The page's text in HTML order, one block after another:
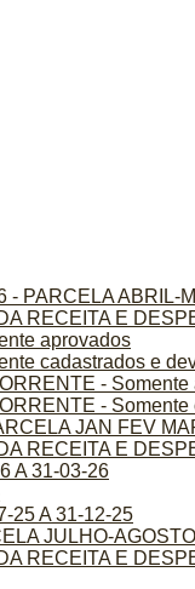
- PARCELA ABRIL-
RECEITA E
aprovados
cadastrados e
- Somente
-
JAN FEV
RECEITA E
A 31-03-26
25 A 31-12-25
JULHO-
RECEITA E